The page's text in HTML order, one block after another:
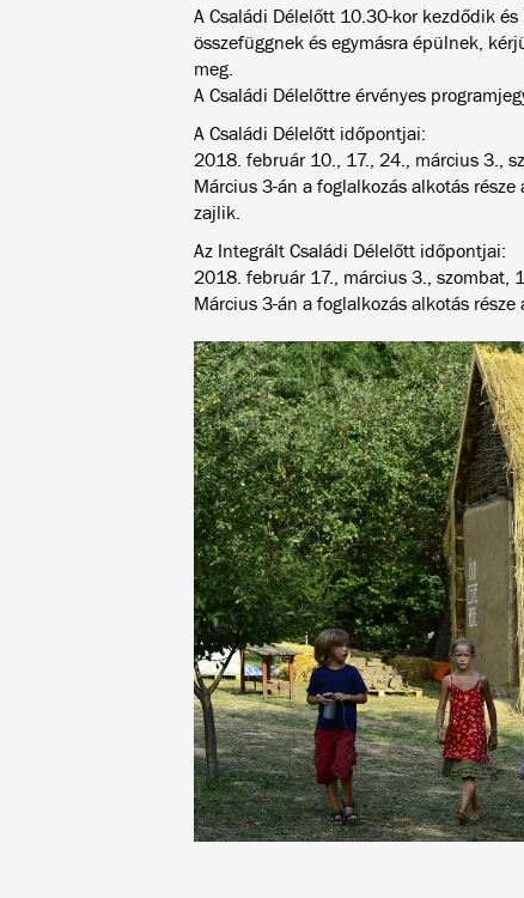
A Családi Délelőtt 10.30-kor kezdődik
összefüggnek és egymásra épülnek,
meg.
A Családi Délelőttre érvényes
A Családi Délelőtt időpontjai:
2018. február 10., 17., 24., március 3.,
Március 3-án a foglalkozás alkotás
zajlik.
Az Integrált Családi Délelőtt időpontjai:
2018. február 17., március 3., szombat,
Március 3-án a foglalkozás alkotás